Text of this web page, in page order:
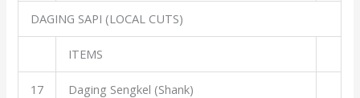
DAGING SAPI (LOCAL CUTS)
ITEMS
17 Daging Sengkel (Shank)